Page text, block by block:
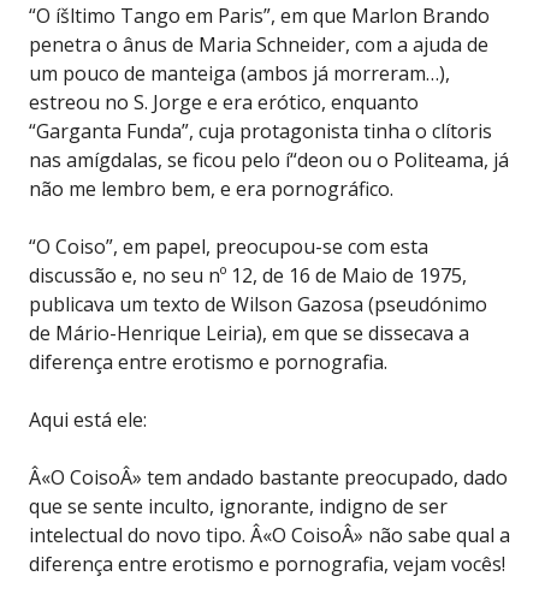
“O íšltimo Tango em Paris”, em que Marlon Brando
penetra o ânus de Maria Schneider, com a ajuda de
um pouco de manteiga (ambos já morreram…),
estreou no S. Jorge e era erótico, enquanto
“Garganta Funda”, cuja protagonista tinha o clítoris
nas amígdalas, se ficou pelo í“deon ou o Politeama, já
não me lembro bem, e era pornográfico.
“O Coiso”, em papel, preocupou-se com esta
discussão e, no seu nº 12, de 16 de Maio de 1975,
publicava um texto de Wilson Gazosa (pseudónimo
de Mário-Henrique Leiria), em que se dissecava a
diferença entre erotismo e pornografia.
Aqui está ele:
Â«O CoisoÂ» tem andado bastante preocupado, dado
que se sente inculto, ignorante, indigno de ser
intelectual do novo tipo. Â«O CoisoÂ» não sabe qual a
diferença entre erotismo e pornografia, vejam vocês!